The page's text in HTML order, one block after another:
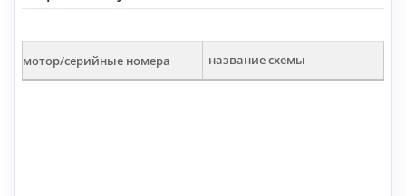
мотор/серийные номера название схемы